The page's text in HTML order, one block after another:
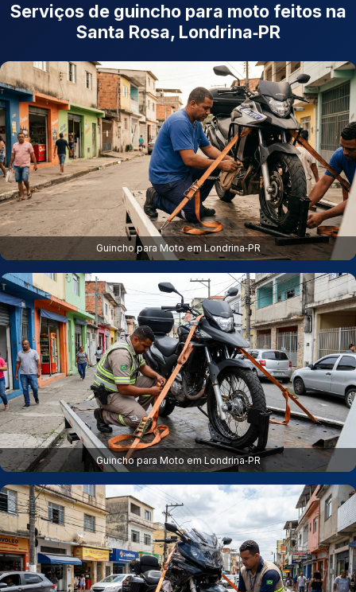
Serviços de guincho para moto feitos na
Santa Rosa, Londrina‑PR
Guincho para Moto em Londrina‑PR
Guincho para Moto em Londrina‑PR